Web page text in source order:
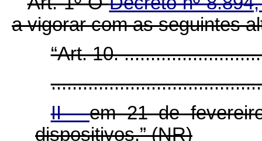
a vigorar com as seguintes
“Art. 10.
II -em 21 de
dispositivos.” (NR)